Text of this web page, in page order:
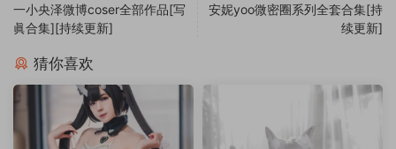
一小央泽微博coser全部作品[写
眞合集][持续更新]
安妮yoo微密圈系列全套合集[持
续更新]
猜你喜欢